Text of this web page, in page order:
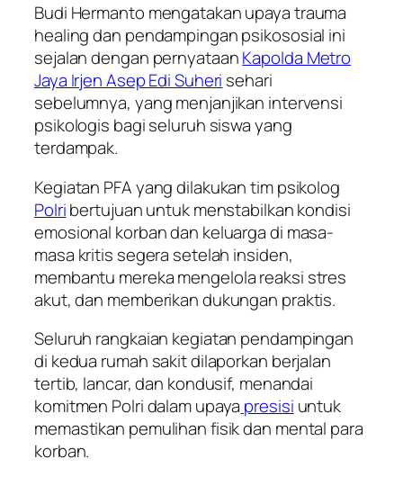
Budi Hermanto mengatakan upaya trauma
healing dan pendampingan psikososial ini
sejalan dengan pernyataanKapolda Metro
Jaya Irjen Asep Edi Suheri sehari
sebelumnya, yang menjanjikan intervensi
psikologis bagi seluruh siswa yang
terdampak.
Kegiatan PFA yang dilakukan tim psikolog
Polribertujuan untuk menstabilkan kondisi
emosional korban dan keluarga di masa-
masa kritis segera setelah insiden,
membantu mereka mengelola reaksi stres
akut, dan memberikan dukungan praktis.
Seluruh rangkaian kegiatan pendampingan
di kedua rumah sakit dilaporkan berjalan
tertib, lancar, dan kondusif, menandai
komitmen Polri dalam upaya presisi untuk
memastikan pemulihan fisik dan mental para
korban.